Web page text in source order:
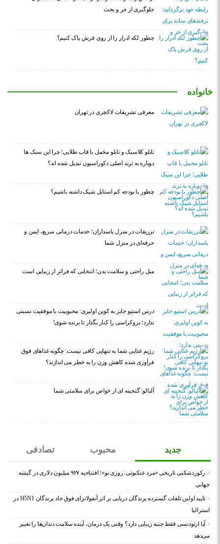
جلوگیری از جر و بحث
چطور لکه ادرار را از روی فرش پاک کنیم؟
خانواده
معرفی تشریفات لاکچری در تهران
تابلو کلاسیک و تابلو مخمل با قاب طلایی؛ چرا این سبک ها
دوباره به ترند اصلی دکوراسیون تبدیل شده اند؟
چطور با بودجه کم استایل شیک داشته باشیم؟
تزریقات در منزل پاسداران؛ خدمات درمانی سریع، ایمن و
حرفه‌ای در منزل شما
مبل راحتی و سلامت بدن؛ انتخابی که فراتر از زیبایی است
درس استیو جابز به کوین اولیری: محبوبیت با موفقیت نسبتی
ندارد؛ بروکراسی را کنار بگذار تا برنده شوی!
رژیم غذایی شما به تنهایی کافی نیست: چگونه غذاهای فوق
فرآوری شده کاهش وزن را به خطر می اندازند؟
آلبالو: گنجینه ای از خواص برای سلامتی شما
جدید محبوب تصادفی
رکوردشکنی تاریخی «مرد عنکبوتی: روزی نو»؛ افتتاحیه ۹۲۷ میلیون دلاری در گیشه
جهانی
تایید اولین تلفات گسترده پرندگان دریایی بر اثر آنفولانزای فوق حاد پرندگان H5N1 در
استرالیا
آیا ارتودنسی فقط جنبه زیبایی دارد؟ وقتی یک درمان، آینده سلامت دندان‌ها را تغییر
می‌دهد